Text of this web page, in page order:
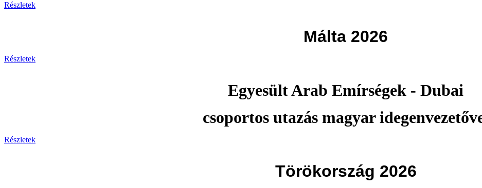
Részletek
Málta 2026
Részletek
Egyesült Arab Emírségek - Dubai
csoportos utazás magyar
Részletek
Törökország 2026